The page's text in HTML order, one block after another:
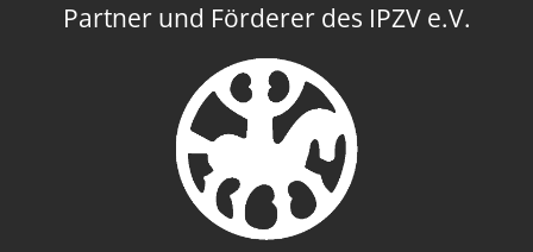
Partner und Förderer des IPZV e.V.